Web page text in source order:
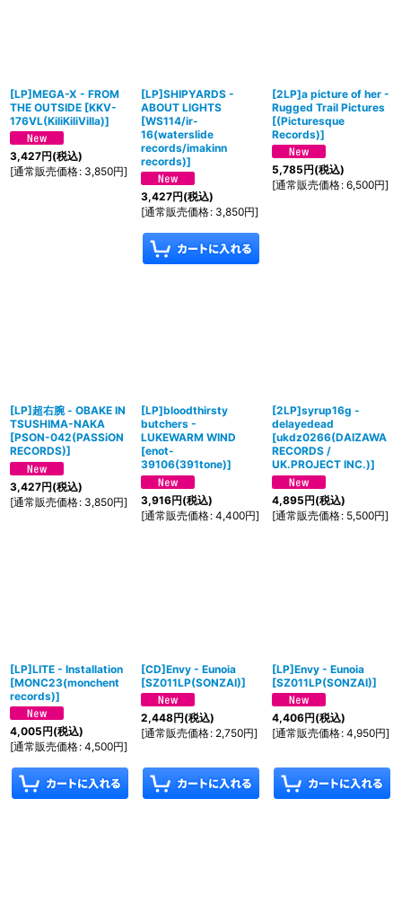
[LP]MEGA-X - FROM
THE OUTSIDE [KKV-
176VL(KiliKiliVilla)]
3,427円(税込)
[通常販売価格: 3,850円]
[LP]SHIPYARDS -
ABOUT LIGHTS
[WS114/ir-
16(waterslide
records/imakinn
records)]
3,427円(税込)
[通常販売価格: 3,850円]
[2LP]a picture of her -
Rugged Trail Pictures
[(Picturesque
Records)]
5,785円(税込)
[通常販売価格: 6,500円]
[LP]超右腕 - OBAKE IN
TSUSHIMA-NAKA
[PSON-042(PASSiON
RECORDS)]
3,427円(税込)
[通常販売価格: 3,850円]
[LP]bloodthirsty
butchers -
LUKEWARM WIND
[enot-
39106(391tone)]
3,916円(税込)
[通常販売価格: 4,400円]
[2LP]syrup16g -
delayedead
[ukdz0266(DAIZAWA
RECORDS /
UK.PROJECT INC.)]
4,895円(税込)
[通常販売価格: 5,500円]
[LP]LITE - Installation
[MONC23(monchent
records)]
4,005円(税込)
[通常販売価格: 4,500円]
[CD]Envy - Eunoia
[SZ011LP(SONZAI)]
2,448円(税込)
[通常販売価格: 2,750円]
[LP]Envy - Eunoia
[SZ011LP(SONZAI)]
4,406円(税込)
[通常販売価格: 4,950円]